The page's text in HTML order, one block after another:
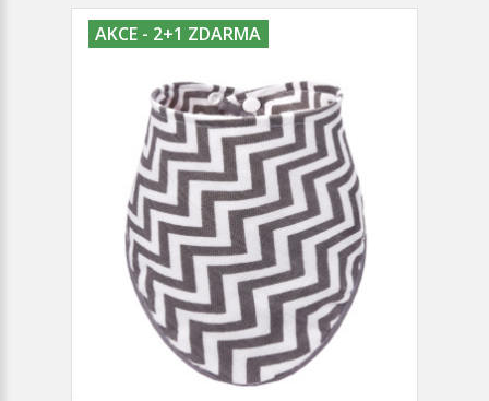
AKCE - 2+1 ZDARMA